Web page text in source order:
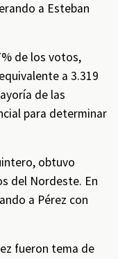
a Esteban
de los votos,
a 3.319
de las
para determinar
obtuvo
del Nordeste. En
a Pérez con
fueron tema de